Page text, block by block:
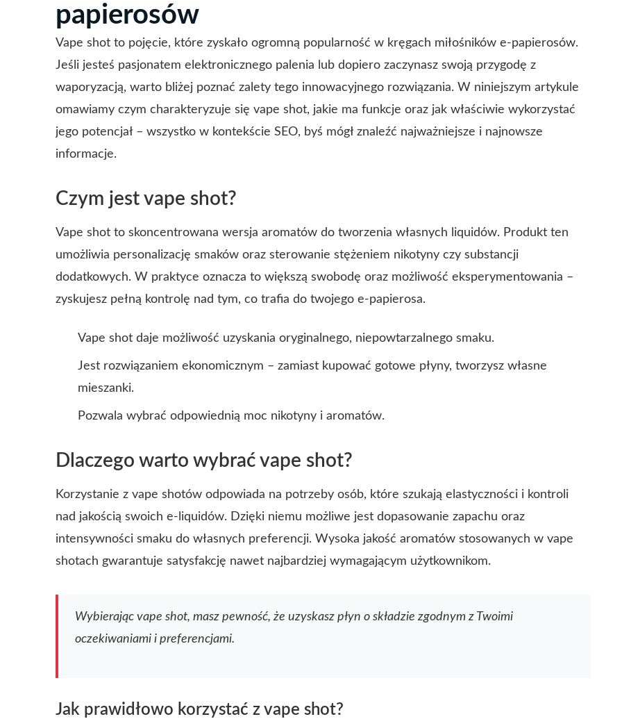
papierosów
Vape shot to pojęcie, które zyskało ogromną popularność w kręgach miłośników e-papierosów.
Jeśli jesteś pasjonatem elektronicznego palenia lub dopiero zaczynasz swoją przygodę z
waporyzacją, warto bliżej poznać zalety tego innowacyjnego rozwiązania. W niniejszym artykule
omawiamy czym charakteryzuje się vape shot, jakie ma funkcje oraz jak właściwie wykorzystać
jego potencjał – wszystko w kontekście SEO, byś mógł znaleźć najważniejsze i najnowsze
informacje.
Czym jest vape shot?
Vape shot to skoncentrowana wersja aromatów do tworzenia własnych liquidów. Produkt ten
umożliwia personalizację smaków oraz sterowanie stężeniem nikotyny czy substancji
dodatkowych. W praktyce oznacza to większą swobodę oraz możliwość eksperymentowania –
zyskujesz pełną kontrolę nad tym, co trafia do twojego e-papierosa.
Vape shot daje możliwość uzyskania oryginalnego, niepowtarzalnego smaku.
Jest rozwiązaniem ekonomicznym – zamiast kupować gotowe płyny, tworzysz własne
mieszanki.
Pozwala wybrać odpowiednią moc nikotyny i aromatów.
Dlaczego warto wybrać vape shot?
Korzystanie z vape shotów odpowiada na potrzeby osób, które szukają elastyczności i kontroli
nad jakością swoich e-liquidów. Dzięki niemu możliwe jest dopasowanie zapachu oraz
intensywności smaku do własnych preferencji. Wysoka jakość aromatów stosowanych w vape
shotach gwarantuje satysfakcję nawet najbardziej wymagającym użytkownikom.
Wybierając vape shot, masz pewność, że uzyskasz płyn o składzie zgodnym z Twoimi
oczekiwaniami i preferencjami.
Jak prawidłowo korzystać z vape shot?